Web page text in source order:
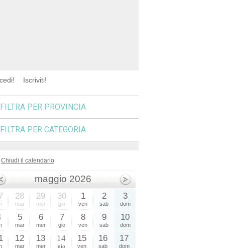
Iscriviti!
FILTRA PER PROVINCIA
FILTRA PER CATEGORIA
Chiudi il calendario
maggio 2026
28
mar
29
mer
30
gio
1
ven
2
sab
3
dom
5
mar
6
mer
7
gio
8
ven
9
sab
10
dom
12
mar
13
mer
14
gio
15
ven
16
sab
17
dom